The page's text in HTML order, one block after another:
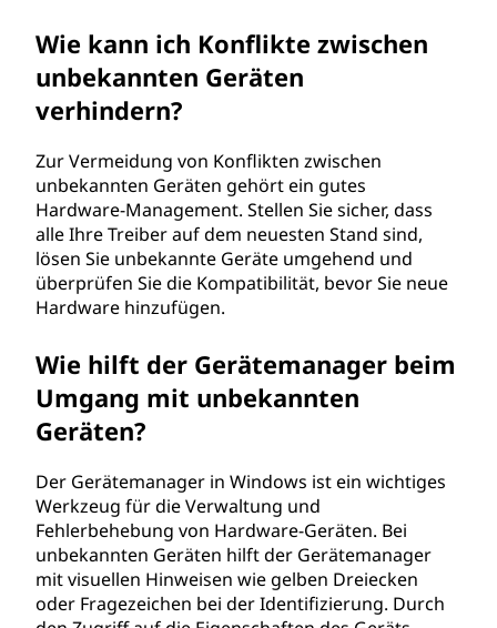
Wie kann ich Konflikte zwischen
unbekannten Geräten
verhindern?
Zur Vermeidung von Konflikten zwischen
unbekannten Geräten gehört ein gutes
Hardware-Management. Stellen Sie sicher, dass
alle Ihre Treiber auf dem neuesten Stand sind,
lösen Sie unbekannte Geräte umgehend und
überprüfen Sie die Kompatibilität, bevor Sie neue
Hardware hinzufügen.
Wie hilft der Gerätemanager beim
Umgang mit unbekannten
Geräten?
Der Gerätemanager in Windows ist ein wichtiges
Werkzeug für die Verwaltung und
Fehlerbehebung von Hardware-Geräten. Bei
unbekannten Geräten hilft der Gerätemanager
mit visuellen Hinweisen wie gelben Dreiecken
oder Fragezeichen bei der Identifizierung. Durch